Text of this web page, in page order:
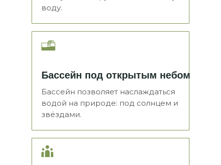
воду.
Бассейн под открытым небом
Бассейн позволяет наслаждаться
водой на природе: под солнцем и
звёздами.